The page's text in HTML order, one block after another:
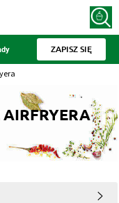
ZAPISZ SIĘ